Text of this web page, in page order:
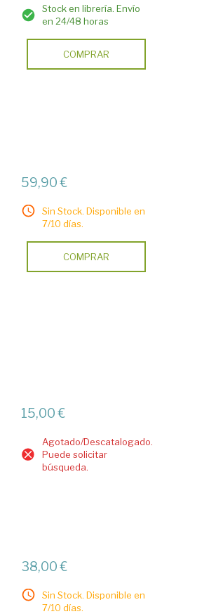
Stock en librería. Envío
en 24/48 horas
COMPRAR
59,90 €
Sin Stock. Disponible en
7/10 días.
COMPRAR
15,00 €
Agotado/Descatalogado.
Puede solicitar
búsqueda.
38,00 €
Sin Stock. Disponible en
7/10 días.